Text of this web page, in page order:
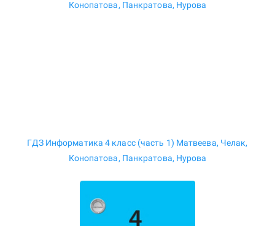
ГДЗ Информатика 4 класс (часть 1) Матвеева, Челак,
Конопатова, Панкратова, Нурова